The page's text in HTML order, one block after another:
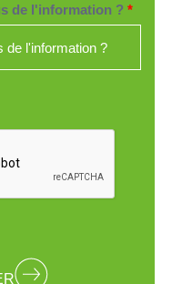
de l'information ? *